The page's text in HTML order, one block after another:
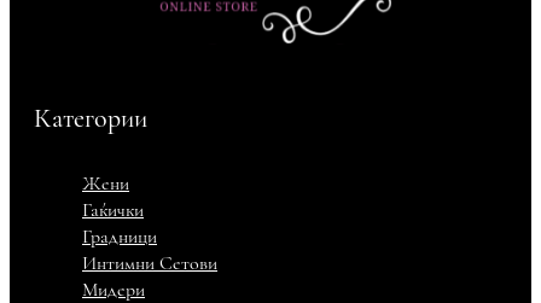
Категории
Жени
Гаќички
Градници
Интимни Сетови
Мидери